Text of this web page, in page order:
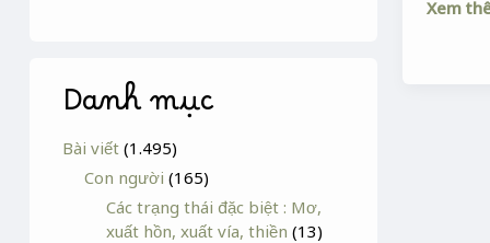
Danh mục
Bài viết (1.495)
Con người (165)
Các trạng thái đặc biệt : Mơ,
xuất hồn, xuất vía, thiền (13)
Xem